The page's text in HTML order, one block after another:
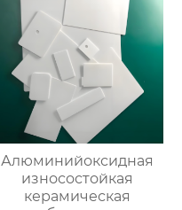
Алюминийоксидная
износостойкая
керамическая